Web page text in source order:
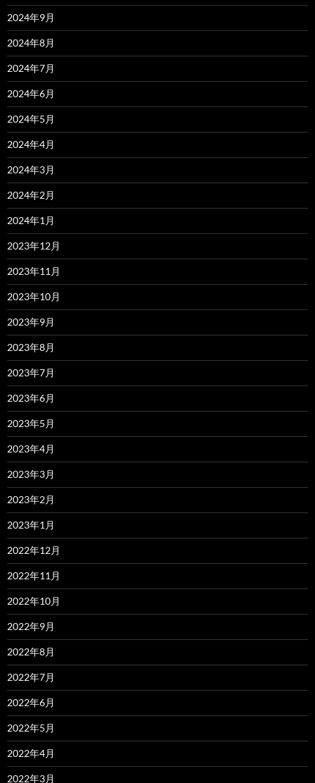
2024年9月
2024年8月
2024年7月
2024年6月
2024年5月
2024年4月
2024年3月
2024年2月
2024年1月
2023年12月
2023年11月
2023年10月
2023年9月
2023年8月
2023年7月
2023年6月
2023年5月
2023年4月
2023年3月
2023年2月
2023年1月
2022年12月
2022年11月
2022年10月
2022年9月
2022年8月
2022年7月
2022年6月
2022年5月
2022年4月
2022年3月